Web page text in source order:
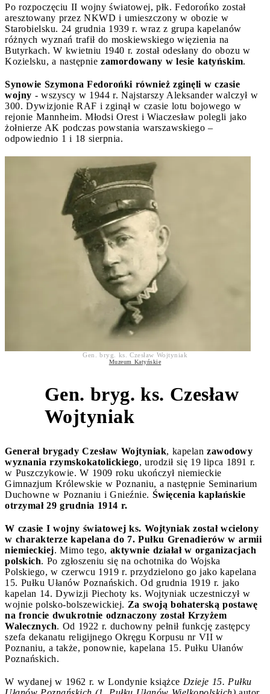
Po rozpoczęciu II wojny światowej, płk. Fedorońko został
aresztowany przez NKWD i umieszczony w obozie w
Starobielsku. 24 grudnia 1939 r. wraz z grupa kapelanów
różnych wyznań trafił do moskiewskiego więzienia na
Butyrkach. W kwietniu 1940 r. został odesłany do obozu w
Kozielsku, a następnie zamordowany w lesie katyńskim.
Synowie Szymona Fedorońki również zginęli w czasie
wojny - wszyscy w 1944 r. Najstarszy Aleksander walczył w
300. Dywizjonie RAF i zginął w czasie lotu bojowego w
rejonie Mannheim. Młodsi Orest i Wiaczesław polegli jako
żołnierze AK podczas powstania warszawskiego –
odpowiednio 1 i 18 sierpnia.
Gen. bryg. ks. Czesław Wojtyniak
Muzeum Katyńskie
Gen. bryg. ks. Czesław
Wojtyniak
Generał brygady Czesław Wojtyniak, kapelan zawodowy
wyznania rzymskokatolickiego, urodził się 19 lipca 1891 r.
w Puszczykowie. W 1909 roku ukończył niemieckie
Gimnazjum Królewskie w Poznaniu, a następnie Seminarium
Duchowne w Poznaniu i Gnieźnie. Święcenia kapłańskie
otrzymał 29 grudnia 1914 r.
W czasie I wojny światowej ks. Wojtyniak został wcielony
w charakterze kapelana do 7. Pułku Grenadierów w armii
niemieckiej. Mimo tego, aktywnie działał w organizacjach
polskich. Po zgłoszeniu się na ochotnika do Wojska
Polskiego, w czerwcu 1919 r. przydzielono go jako kapelana
15. Pułku Ułanów Poznańskich. Od grudnia 1919 r. jako
kapelan 14. Dywizji Piechoty ks. Wojtyniak uczestniczył w
wojnie polsko-bolszewickiej. Za swoją bohaterską postawę
na froncie dwukrotnie odznaczony został Krzyżem
Walecznych. Od 1922 r. duchowny pełnił funkcję zastępcy
szefa dekanatu religijnego Okręgu Korpusu nr VII w
Poznaniu, a także, ponownie, kapelana 15. Pułku Ułanów
Poznańskich.
W wydanej w 1962 r. w Londynie książce Dzieje 15. Pułku